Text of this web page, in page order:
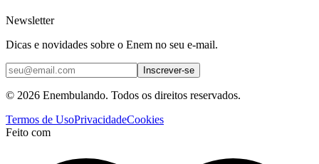
Newsletter
Dicas e novidades sobre o Enem no seu e-mail.
Inscrever-se
© 2026 Enembulando. Todos os direitos reservados.
Termos de UsoPrivacidadeCookies
Feito com